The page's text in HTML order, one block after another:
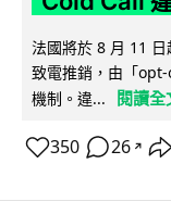
法國將於 8 月 11
致電推銷，由「
機制。違...
閱讀全
350 26 ↗